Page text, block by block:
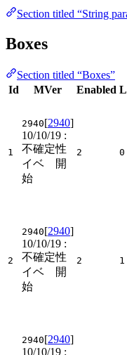
Section titled “String
Boxes
Section titled “Boxes”
Id
MVer Enabled
1
2940[2940]
10/10/19 :
不確定性
イベ 開
始
2 0
2
2940[2940]
10/10/19 :
不確定性
イベ 開
始
2 1
2940[2940]
10/10/19 :